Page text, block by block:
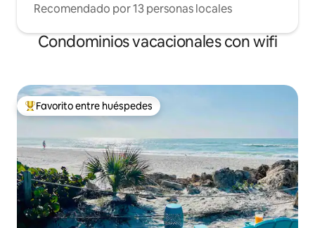
Recomendado por 13 personas locales
Condominios vacacionales con wifi
Favorito entre huéspedes preferido
Favorito entre huéspedes